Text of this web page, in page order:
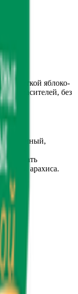
яблоко-
без красителей, без
яблочный,
соль
арахиса.